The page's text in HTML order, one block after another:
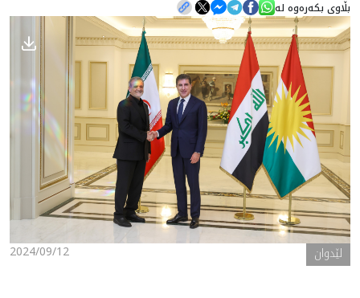
هه‌واڵ
گەلەری
بڵاوی بکەرەوە لە
2024/09/12 لێدوان